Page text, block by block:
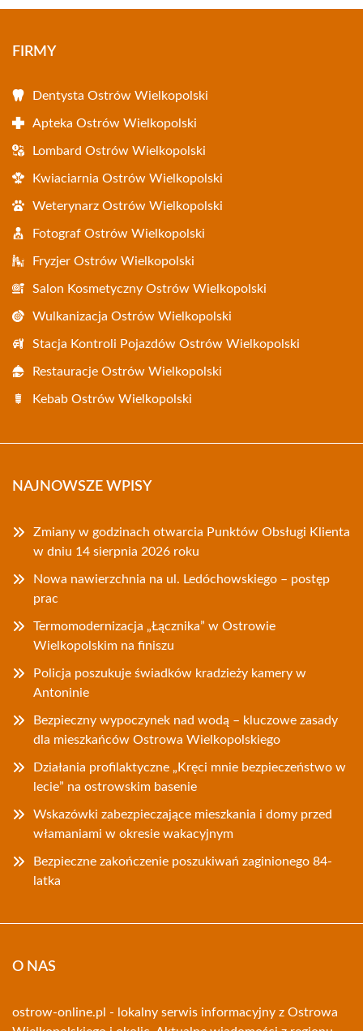
FIRMY
Dentysta Ostrów Wielkopolski
Apteka Ostrów Wielkopolski
Lombard Ostrów Wielkopolski
Kwiaciarnia Ostrów Wielkopolski
Weterynarz Ostrów Wielkopolski
Fotograf Ostrów Wielkopolski
Fryzjer Ostrów Wielkopolski
Salon Kosmetyczny Ostrów Wielkopolski
Wulkanizacja Ostrów Wielkopolski
Stacja Kontroli Pojazdów Ostrów Wielkopolski
Restauracje Ostrów Wielkopolski
Kebab Ostrów Wielkopolski
NAJNOWSZE WPISY
Zmiany w godzinach otwarcia Punktów Obsługi Klienta
w dniu 14 sierpnia 2026 roku
Nowa nawierzchnia na ul. Ledóchowskiego – postęp
prac
Termomodernizacja „Łącznika” w Ostrowie
Wielkopolskim na finiszu
Policja poszukuje świadków kradzieży kamery w
Antoninie
Bezpieczny wypoczynek nad wodą – kluczowe zasady
dla mieszkańców Ostrowa Wielkopolskiego
Działania profilaktyczne „Kręci mnie bezpieczeństwo w
lecie” na ostrowskim basenie
Wskazówki zabezpieczające mieszkania i domy przed
włamaniami w okresie wakacyjnym
Bezpieczne zakończenie poszukiwań zaginionego 84-
latka
O NAS
ostrow-online.pl - lokalny serwis informacyjny z Ostrowa